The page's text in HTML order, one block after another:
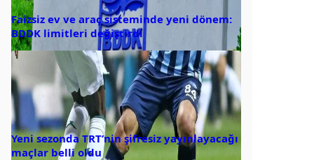
Faizsiz ev ve araç sisteminde yeni dönem:
BDDK limitleri değiştirdi
Yeni sezonda TRT’nin şifresiz yayınlayacağı
maçlar belli oldu